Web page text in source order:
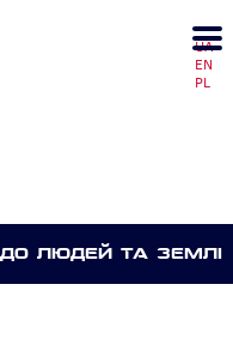
UA
EN
PL
ЛЮДЕЙ ТА ЗЕМЛI